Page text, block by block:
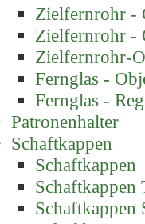
Zielfernrohr -
Zielfernrohr -
Zielfernrohr-
Fernglas -
Fernglas -
Patronenhalter
Schaftkappen
Schaftkappen
Schaftkappen
Schaftkappen